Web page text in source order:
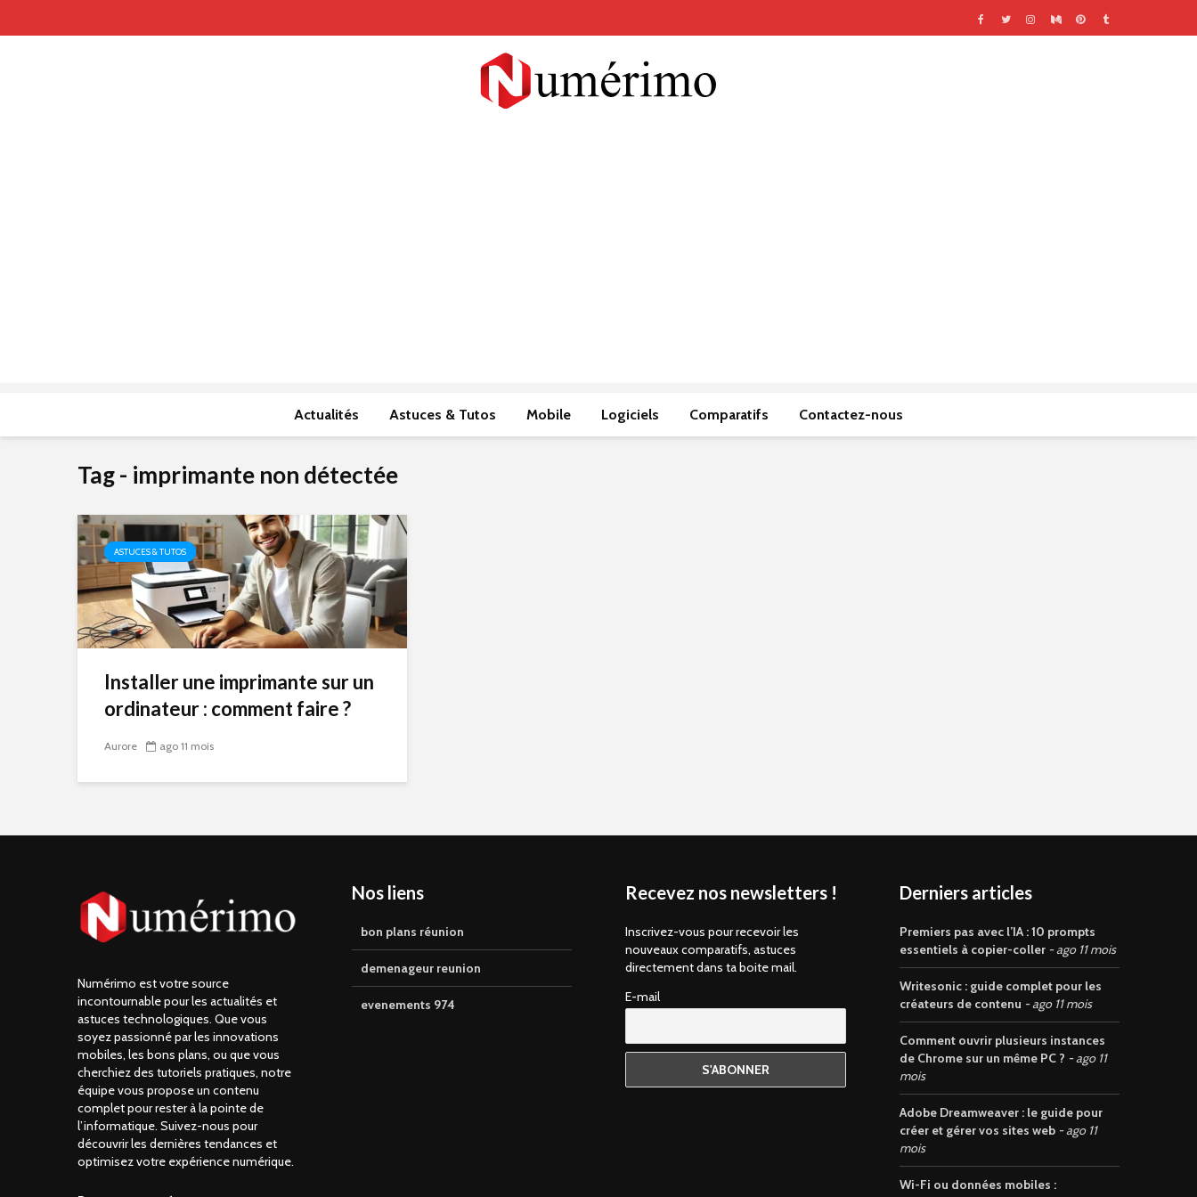
Actualités Astuces & Tutos Mobile Logiciels Comparatifs Contactez-nous
Tag - imprimante non détectée
ASTUCES & TUTOS
Installer une imprimante sur un
ordinateur : comment faire ?
Aurore ago 11 mois
Numérimo est votre source
incontournable pour les actualités et
astuces technologiques. Que vous
soyez passionné par les innovations
mobiles, les bons plans, ou que vous
cherchiez des tutoriels pratiques, notre
équipe vous propose un contenu
complet pour rester à la pointe de
l’informatique. Suivez-nous pour
découvrir les dernières tendances et
optimisez votre expérience numérique.
Nos liens
bon plans réunion
demenageur reunion
evenements 974
Recevez nos newsletters !
Inscrivez-vous pour recevoir les
nouveaux comparatifs, astuces
directement dans ta boite mail.
E-mail
Derniers articles
Premiers pas avec l’IA : 10 prompts
essentiels à copier-coller
ago 11 mois
Writesonic : guide complet pour les
créateurs de contenu
ago 11 mois
Comment ouvrir plusieurs instances
de Chrome sur un même PC ?
ago 11
mois
Adobe Dreamweaver : le guide pour
créer et gérer vos sites web
ago 11
mois
Wi-Fi ou données mobiles :